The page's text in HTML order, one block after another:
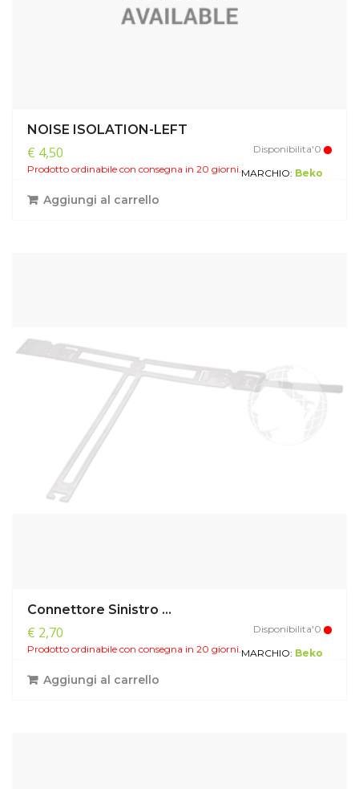
NOISE ISOLATION-LEFT
€ 4,50
Disponibilita'0
Prodotto ordinabile con consegna in 20 giorni.MARCHIO: Beko
Aggiungi al carrello
Connettore Sinistro ...
€ 2,70
Disponibilita'0
Prodotto ordinabile con consegna in 20 giorni.MARCHIO: Beko
Aggiungi al carrello